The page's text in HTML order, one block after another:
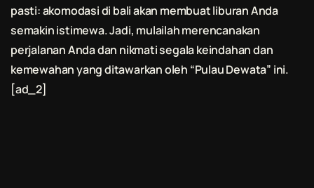
pasti: akomodasi di baliakan membuat liburan Anda
semakin istimewa. Jadi, mulailah merencanakan
perjalanan Anda dan nikmati segala keindahan dan
kemewahan yang ditawarkan oleh “Pulau Dewata” ini.
[ad_2]